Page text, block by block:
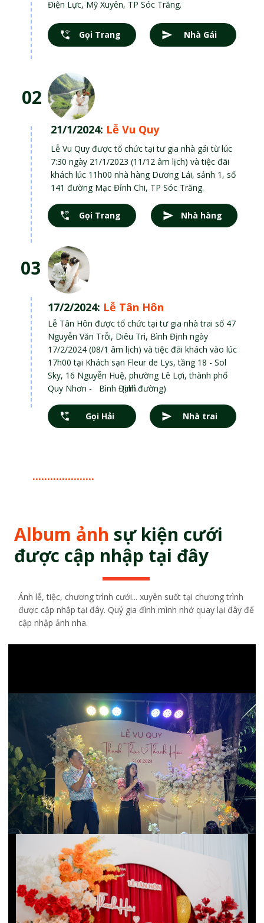
02
03
Điện Lực, Mỹ Xuyên, TP Sóc Trăng.
Lễ Vu Quy được tổ chức tại tư gia nhà gái từ lúc
7:30 ngày 21/1/2023 (11/12 âm lịch) và tiệc đãi
khách lúc 11h00 nhà hàng Dương Lái, sảnh 1, số
141 đường Mạc Đỉnh Chi, TP Sóc Trăng.
21/1/2024: Lễ Vu Quy
Lễ Tân Hôn được tổ chức tại tư gia nhà trai số 47
Nguyễn Văn Trỗi, Diêu Trì, Bình Định ngày
17/2/2024 (08/1 âm lịch) và tiệc đãi khách vào lúc
17h00 tại Khách sạn Fleur de Lys, tầng 18 - Sol
Sky, 16 Nguyễn Huệ, phường Lê Lợi, thành phố
Quy Nhơn - Bình Định.
17/2/2024: Lễ Tân Hôn
Nhà Gái
Gọi Trang
Nhà hàng
Gọi Trang
Nhà trai
Gọi Hải
.....................
(chỉ đường)
Album ảnh sự kiện cưới
được cập nhập tại đây
Ảnh lễ, tiệc, chương trình cưới... xuyên suốt tại chương trình
được cập nhập tại đây. Quý gia đình mình nhớ quay lại đây để
cập nhập ảnh nha.
Xem thêm: Nhà Gái